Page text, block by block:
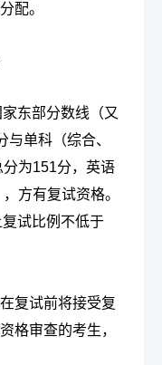
配。
东部分数线（又
与单科（综合、
为151分，英语
方有复试资格。
试比例不低于
复试前将接受复
格审查的考生，